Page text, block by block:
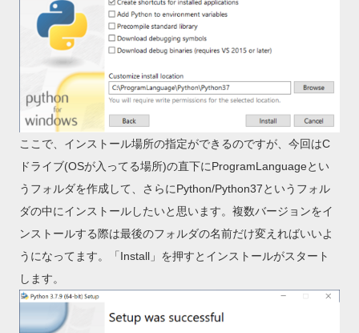
ここで、インストール場所の指定ができるのですが、今回はC
ドライブ(OSが入ってる場所)の直下にProgramLanguageとい
うフォルダを作成して、さらにPython/Python37というフォル
ダの中にインストールしたいと思います。複数バージョンをイ
ンストールする際は最後のフォルダの名前だけ変えればいいよ
うになってます。「Install」を押すとインストールがスタート
します。